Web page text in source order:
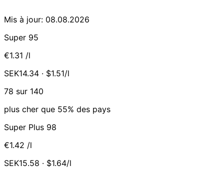
Mis à jour: 08.08.2026
Super 95
€1.31 /l
SEK14.34 · $1.51/l
78 sur 140
plus cher que 55% des pays
Super Plus 98
€1.42 /l
SEK15.58 · $1.64/l